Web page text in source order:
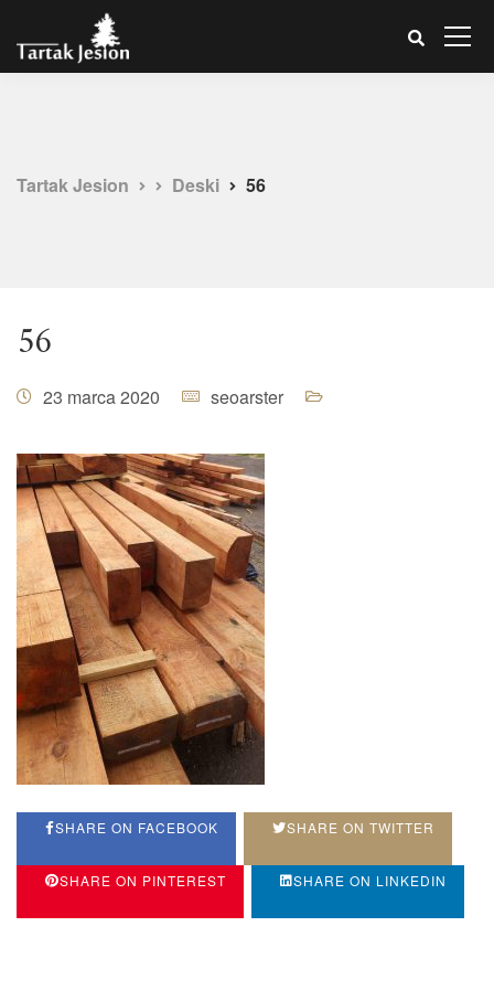
Tartak Jesion Deski 56
56
23 marca 2020 seoarster
SHARE ON FACEBOOK SHARE ON TWITTER
SHARE ON PINTEREST SHARE ON LINKEDIN